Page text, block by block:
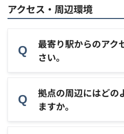
アクセス・周辺環境
最寄り駅からのアク
さい。
拠点の周辺にはどの
ますか。